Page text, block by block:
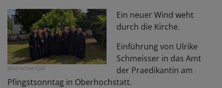
Bildrechte IGW
Ein neuer Wind weht
durch die Kirche.
Einführung von Ulrike
Schmeisser in das Amt
der Praedikantin am
Pfingstsonntag in Oberhochstatt.